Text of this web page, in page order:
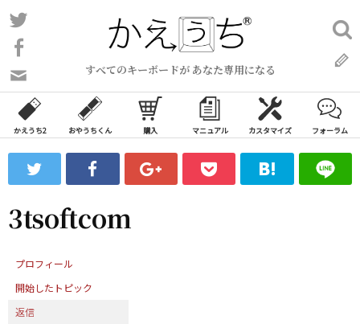
コ
ン
ン
ツ
ス
ッ
プ
すべてのキーボードが あなた専用になる
い
合
わ
フ
ォ
ム
検
索:
かえうち2 おやうちくん 購入 マニュアル カスタマイズ フォーラム
3tsoftcom
プロフィール
開始したトピック
返信